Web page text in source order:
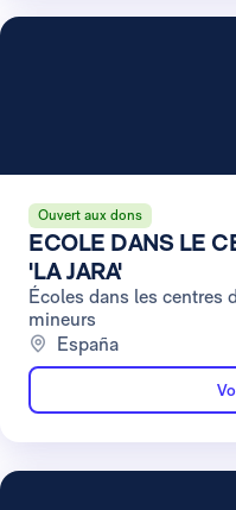
Ouvert aux dons
ECOLE DANS LE
'LA JARA'
Écoles dans les centres
mineurs
España